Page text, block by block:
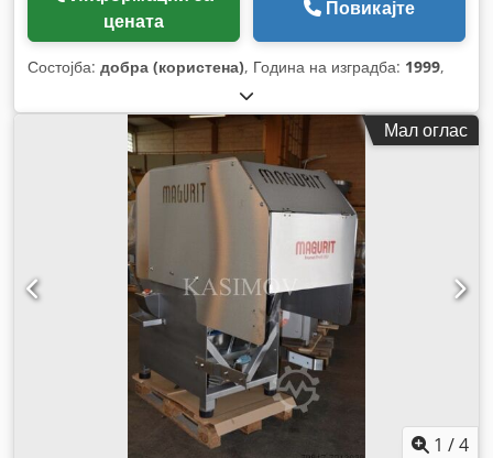
цената
Повикајте
Состојба: добра (користена), Година на изградба: 1999,
Мал оглас
1 /4